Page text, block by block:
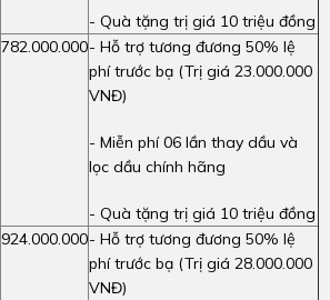
- Quà tặng trị giá 10 triệu đồng
782.000.000- Hỗ trợ tương đương 50% lệ
phí trước bạ (Trị giá 23.000.000
VNĐ)
- Miễn phí 06 lần thay dầu và
lọc dầu chính hãng
- Quà tặng trị giá 10 triệu đồng
924.000.000- Hỗ trợ tương đương 50% lệ
phí trước bạ (Trị giá 28.000.000
VNĐ)